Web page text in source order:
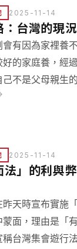
2025-11-14
：台灣的現
會有因為家裡養
的家庭養，經
己不是父母親生
劇情……但是收養
2025-11-14
法」的利與
昨天時宣布實施
蒙面，理由是「
稱台灣集會遊行